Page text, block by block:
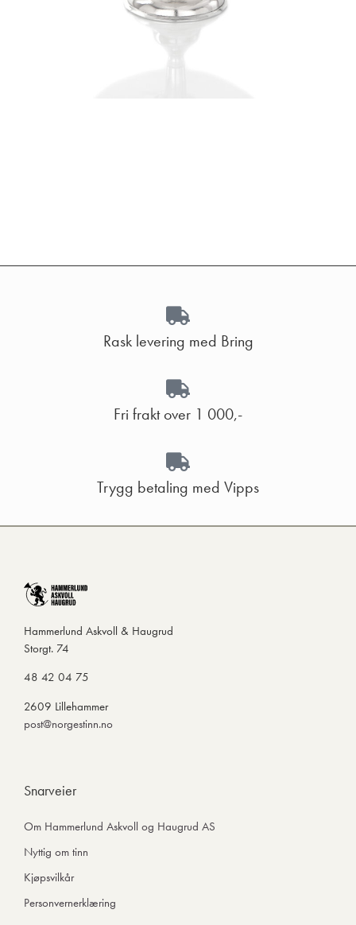
Rask levering med Bring
Fri frakt over 1 000,-
Trygg betaling med Vipps
Hammerlund Askvoll & Haugrud
Storgt. 74
48 42 04 75
2609 Lillehammer
post@norgestinn.no
Snarveier
Om Hammerlund Askvoll og Haugrud AS
Nyttig om tinn
Kjøpsvilkår
Personvernerklæring